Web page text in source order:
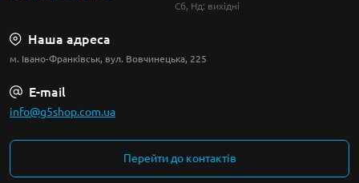
Сб, Нд: вихідні
Наша адреса
м. Івано-Франківськ, вул. Вовчинецька, 225
E-mail
info@g5shop.com.ua
Перейти до контактів